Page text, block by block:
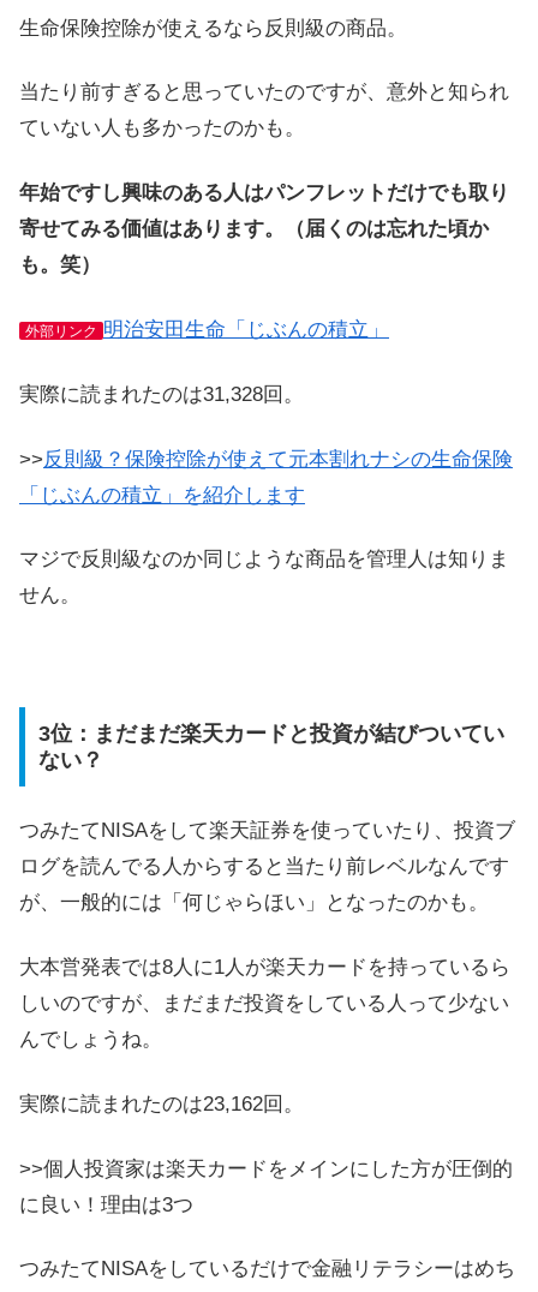
生命保険控除が使えるなら反則級の商品。
当たり前すぎると思っていたのですが、意外と知られ
ていない人も多かったのかも。
年始ですし興味のある人はパンフレットだけでも取り
寄せてみる価値はあります。（届くのは忘れた頃か
も。笑）
外部リンク 明治安田生命「じぶんの積立」
実際に読まれたのは31,328回。
>>反則級？保険控除が使えて元本割れナシの生命保険
「じぶんの積立」を紹介します
マジで反則級なのか同じような商品を管理人は知りま
せん。
3位：まだまだ楽天カードと投資が結びついてい
ない？
つみたてNISAをして楽天証券を使っていたり、投資ブ
ログを読んでる人からすると当たり前レベルなんです
が、一般的には「何じゃらほい」となったのかも。
大本営発表では8人に1人が楽天カードを持っているら
しいのですが、まだまだ投資をしている人って少ない
んでしょうね。
実際に読まれたのは23,162回。
>>個人投資家は楽天カードをメインにした方が圧倒的
に良い！理由は3つ
つみたてNISAをしているだけで金融リテラシーはめち